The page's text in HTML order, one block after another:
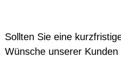
Sollten Sie eine
Wünsche unserer Kunden